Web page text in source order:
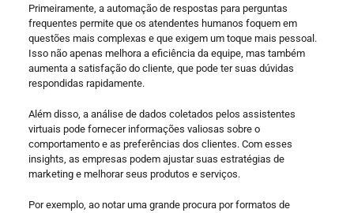
Primeiramente, a automação de respostas para perguntas
frequentes permite que os atendentes humanos foquem em
questões mais complexas e que exigem um toque mais pessoal.
Isso não apenas melhora a eficiência da equipe, mas também
aumenta a satisfação do cliente, que pode ter suas dúvidas
respondidas rapidamente.
Além disso, a análise de dados coletados pelos assistentes
virtuais pode fornecer informações valiosas sobre o
comportamento e as preferências dos clientes. Com esses
insights, as empresas podem ajustar suas estratégias de
marketing e melhorar seus produtos e serviços.
Por exemplo, ao notar uma grande procura por formatos de